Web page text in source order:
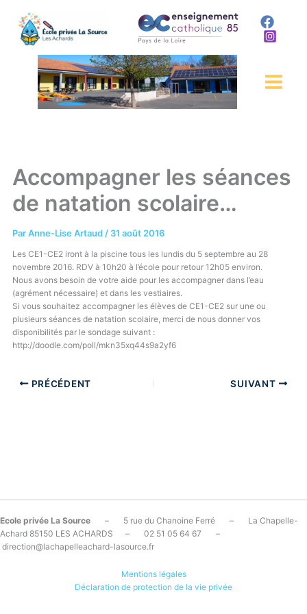
contenu
Accompagner les séances
de natation scolaire…
ParAnne-Lise Artaud / 31 août 2016
Les CE1-CE2 iront à la piscine tous les lundis du 5 septembre au 28
novembre 2016. RDV à 10h20 à l’école pour retour 12h05 environ.
Nous avons besoin de votre aide pour les accompagner dans l’eau
(agrément nécessaire) et dans les vestiaires.
Si vous souhaitez accompagner les élèves de CE1-CE2 sur une ou
plusieurs séances de natation scolaire, merci de nous donner vos
disponibilités par le sondage suivant :
http://doodle.com/poll/mkn35xq44s9a2yf6
PRÉCÉDENT SUIVANT
Ecole privée La Source – 5 rue du Chanoine Ferré – La Chapelle-
Achard 85150 LES ACHARDS – 02 51 05 64 67 –
direction@lachapelleachard-lasource.fr
Mentions légales
Déclaration de protection de la vie privée